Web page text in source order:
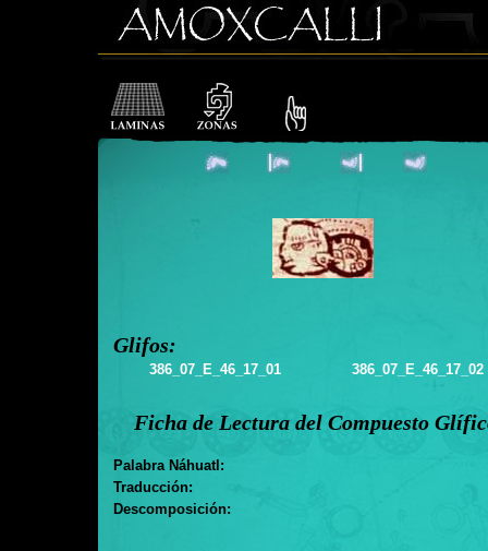
Glifos:
386_07_E_46_17_01 386_07_E_46_17_02
Ficha de Lectura del Compuesto
Palabra Náhuatl:
Traducción:
Descomposición: